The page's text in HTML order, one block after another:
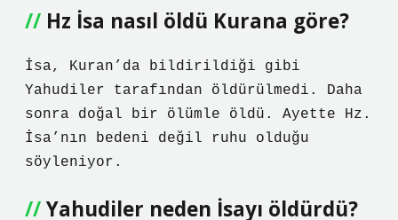
Hz İsa nasıl öldü Kurana göre?
İsa, Kuran’da bildirildiği gibi
Yahudiler tarafından öldürülmedi. Daha
sonra doğal bir ölümle öldü. Ayette Hz.
İsa’nın bedeni değil ruhu olduğu
söyleniyor.
Yahudiler neden İsayı öldürdü?